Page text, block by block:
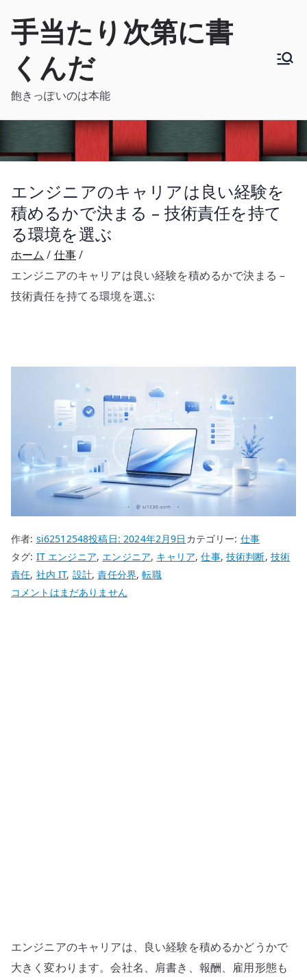
手当たり次第に書
くんだ
飽きっぽいのは本能
エンジニアのキャリアは良い経験を
積めるかで決まる – 技術責任を持て
る環境を選ぶ
ホーム
仕事
エンジニアのキャリアは良い経験を積めるかで決まる –
技術責任を持てる環境を選ぶ
作者: si62512548投稿日:2024年2月9日 カテゴリー: 仕事
タグ: IT エンジニア, エンジニア, キャリア,仕事,技術判断, 技術
責任, 社内 IT, 設計,責任分界,転職
エ
で
決
コメントはまだありません
エンジニアのキャリアは、良い経験を積めるかどうかで
大きく変わります。会社名、肩書き、報酬、雇用形態も